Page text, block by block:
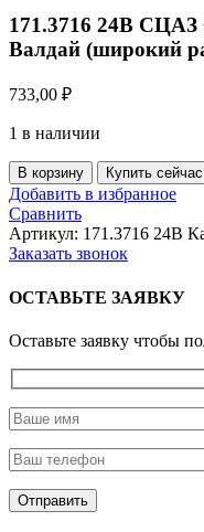
171.3716 24В
Валдай (широкий
733,00 ₽
1 в наличии
Количество
товара
171.3716
24В
СЦАЗ
задний
ЗИЛ
Валдай
(широкий
рассеиватель
заднего
ход
В корзину Купить сейчас
Добавить в избранное
Сравнить
Артикул: 171.3716 24В
Заказать звонок
ОСТАВЬТЕ ЗАЯВКУ
Оставьте заявку чтобы